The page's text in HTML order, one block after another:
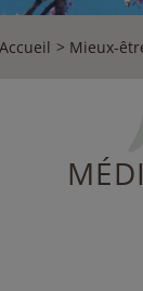
Accueil Mieux-